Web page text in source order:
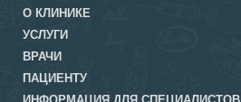
О КЛИНИКЕ
УСЛУГИ
ВРАЧИ
ПАЦИЕНТУ